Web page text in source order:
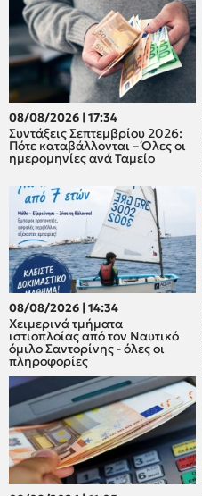
08/08/2026 | 17:34
Συντάξεις Σεπτεμβρίου 2026:
Πότε καταβάλλονται – Όλες οι
ημερομηνίες ανά Ταμείο
08/08/2026 | 14:34
Χειμερινά τμήματα
ιστιοπλοίας από τον Ναυτικό
όμιλο Σαντορίνης - όλες οι
πληροφορίες